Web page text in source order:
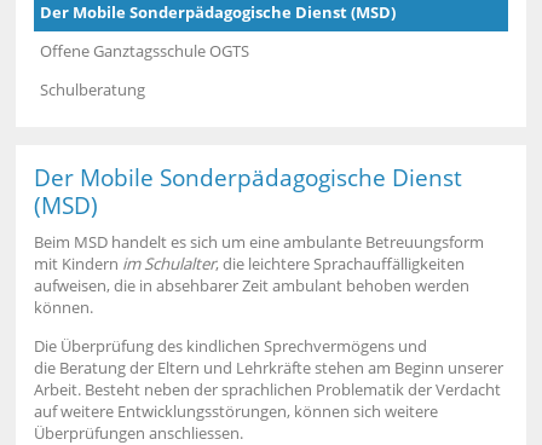
Der Mobile Sonderpädagogische Dienst (MSD)
Offene Ganztagsschule OGTS
Schulberatung
Der Mobile Sonderpädagogische Dienst
(MSD)
Beim MSD handelt es sich um eine ambulante Betreuungsform
mit Kindern im Schulalter, die leichtere Sprachauffälligkeiten
aufweisen, die in absehbarer Zeit ambulant behoben werden
können.
Die Überprüfung des kindlichen Sprechvermögens und
die Beratung der Eltern und Lehrkräfte stehen am Beginn unserer
Arbeit. Besteht neben der sprachlichen Problematik der Verdacht
auf weitere Entwicklungsstörungen, können sich weitere
Überprüfungen anschliessen.